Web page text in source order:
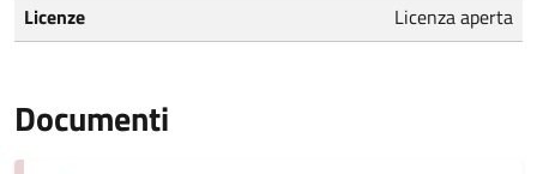
Licenze Licenza aperta
Documenti